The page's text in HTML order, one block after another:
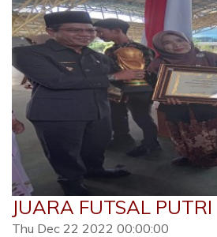
JUARA FUTSAL PUTRI
Thu Dec 22 2022 00:00:00